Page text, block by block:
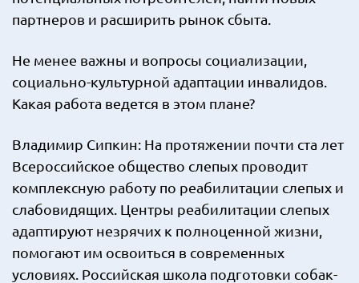
партнеров и расширить рынок сбыта.
Не менее важны и вопросы социализации,
социально-культурной адаптации инвалидов.
Какая работа ведется в этом плане?
Владимир Сипкин: На протяжении почти ста лет
Всероссийское общество слепых проводит
комплексную работу по реабилитации слепых и
слабовидящих. Центры реабилитации слепых
адаптируют незрячих к полноценной жизни,
помогают им освоиться в современных
условиях. Российская школа подготовки собак-